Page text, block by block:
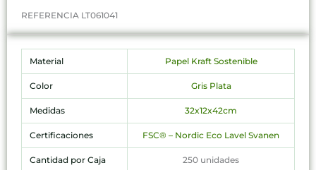
REFERENCIA LT061041
Material Papel Kraft Sostenible
Color Gris Plata
Medidas 32x12x42cm
Certificaciones FSC® – Nordic Eco Lavel Svanen
Cantidad por Caja 250 unidades